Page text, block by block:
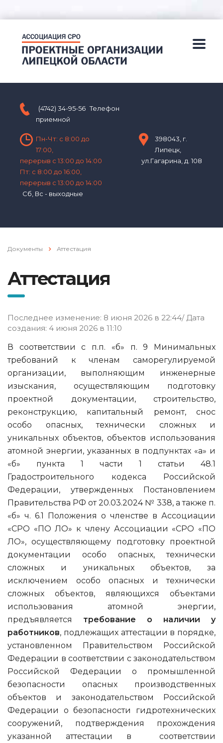
(4742) 34-95-56 Телефон
приемной
Пн-Чт: с 8:00 до
17:00,
перерыв с 13:00 до 14:00
Пт: с 8:00 до 16:00,
перерыв с 13:00 до 14:00
Сб, Вс - выходные
398043, г.
Липецк,
ул.Гагарина, д. 108
Документы Аттестация
Аттестация
Последнее изменение: 8 июня 2026 в 22:44/ Дата
создания: 4 июня 2026 в 11:10
В соответствии с п.п. «б» п. 9 Минимальных
требований к членам саморегулируемой
организации, выполняющим инженерные
изыскания, осуществляющим подготовку
проектной документации, строительство,
реконструкцию, капитальный ремонт, снос
особо опасных, технически сложных и
уникальных объектов, объектов использования
атомной энергии, указанных в подпунктах «а» и
«б» пункта 1 части 1 статьи 48.1
Градостроительного кодекса Российской
Федерации, утвержденных Постановлением
Правительства РФ от 20.03.2024 № 338, а также п.
«б» ч. 6.1 Положения о членстве в Ассоциации
«СРО «ПО ЛО» к члену Ассоциации «СРО «ПО
ЛО», осуществляющему подготовку проектной
документации особо опасных, технически
сложных и уникальных объектов, за
исключением особо опасных и технически
сложных объектов, являющихся объектами
использования атомной энергии,
предъявляется требование о наличии у
работников, подлежащих аттестации в порядке,
установленном Правительством Российской
Федерации в соответствии с законодательством
Российской Федерации о промышленной
безопасности опасных производственных
объектов и законодательством Российской
Федерации о безопасности гидротехнических
сооружений, подтверждения прохождения
указанной аттестации в соответствии